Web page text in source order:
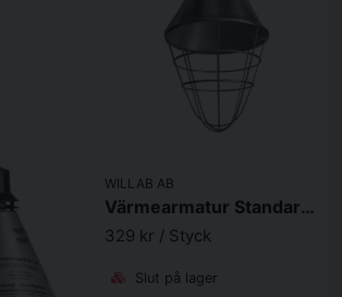
WILLAB AB
Värmearmatur Standard m sparknapp 2,5m sladd
329 kr / Styck
Slut på lager